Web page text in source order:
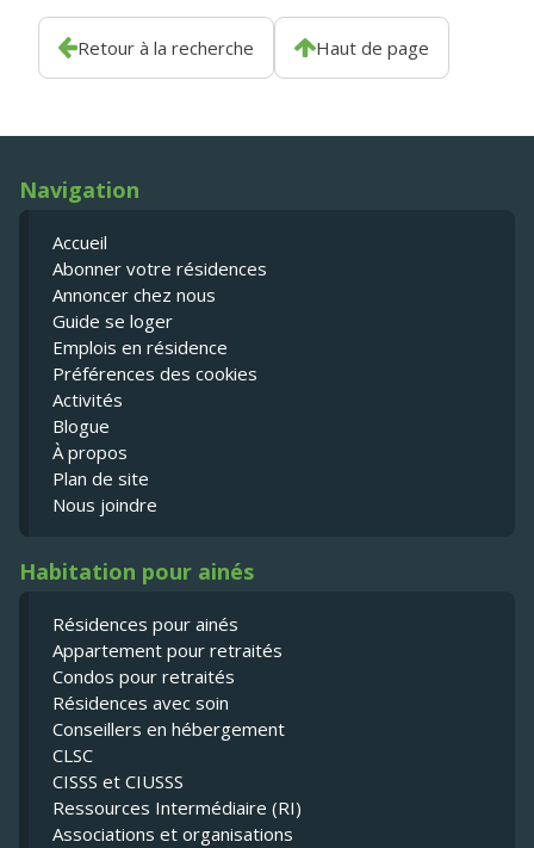
Retour à la recherche Haut de page
Navigation
Accueil
Abonner votre résidences
Annoncer chez nous
Guide se loger
Emplois en résidence
Préférences des cookies
Activités
Blogue
À propos
Plan de site
Nous joindre
Habitation pour ainés
Résidences pour ainés
Appartement pour retraités
Condos pour retraités
Résidences avec soin
Conseillers en hébergement
CLSC
CISSS et CIUSSS
Ressources Intermédiaire (RI)
Associations et organisations